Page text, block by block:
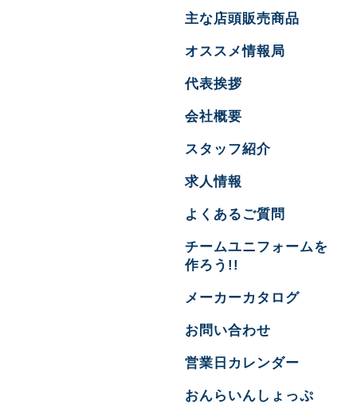
主な店頭販売商品
オススメ情報局
代表挨拶
会社概要
スタッフ紹介
求人情報
よくあるご質問
チームユニフォームを
作ろう!!
メーカーカタログ
お問い合わせ
営業日カレンダー
おんらいんしょっぷ